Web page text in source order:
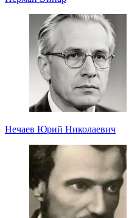
Нечаев Юрий Николаевич